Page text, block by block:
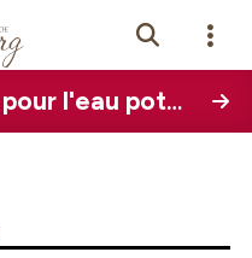
Avis de précaution pour l'eau potable (PDWA)
Events Calendar
Photo Gallery